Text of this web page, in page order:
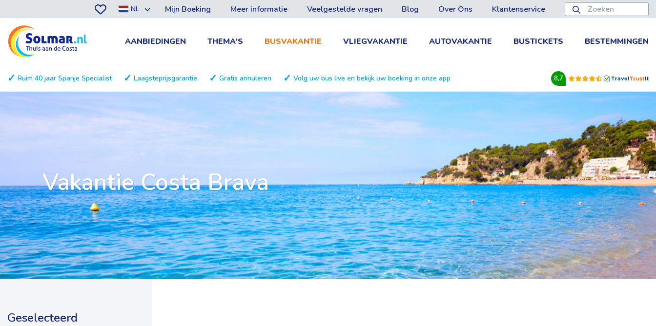
NL Mijn Boeking Meer informatie Veelgestelde vragen Blog Over Ons Klantenservice
AANBIEDINGEN THEMA'S BUSVAKANTIE VLIEGVAKANTIE AUTOVAKANTIE BUSTICKETS BESTEMMINGEN
Ruim 40 jaar Spanje Specialist Laagsteprijsgarantie Gratis annuleren Volg uw bus live en bekijk uw boeking in onze app 8,7
Vakantie Costa Brava
Geselecteerd